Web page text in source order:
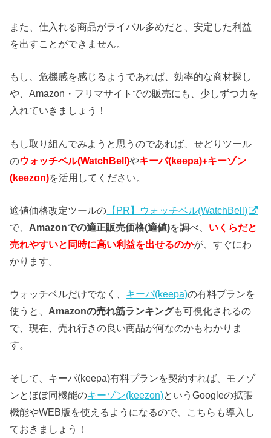
また、仕入れる商品がライバル多めだと、安定した利益
を出すことができません。
もし、危機感を感じるようであれば、効率的な商材探し
や、Amazon・フリマサイトでの販売にも、少しずつ力を
入れていきましょう！
もし取り組んでみようと思うのであれば、せどりツール
のウォッチベル(WatchBell)やキーパ(keepa)+キーゾン
(keezon)を活用してください。
適値価格改定ツールの 【PR】ウォッチベル(WatchBell)
で、 Amazonでの適正販売価格(適値)を調べ、 いくらだと
売れやすいと同時に高い利益を出せるのかが、すぐにわ
かります。
ウォッチベルだけでなく、 キーパ(keepa)の有料プランを
使うと、 Amazonの売れ筋ランキングも可視化されるの
で、現在、売れ行きの良い商品が何なのかもわかりま
す。
そして、キーパ(keepa)有料プランを契約すれば、モノゾ
ンとほぼ同機能のキーゾン(keezon)というGoogleの拡張
機能やWEB版を使えるようになるので、こちらも導入し
ておきましょう！